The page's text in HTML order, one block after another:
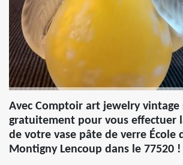
Avec Comptoir art jewelry vintage
gratuitement pour vous effectuer
de votre vase pâte de verre École
Montigny Lencoup dans le 77520 !